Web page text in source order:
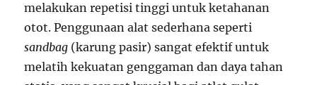
melakukan repetisi tinggi untuk ketahanan
otot. Penggunaan alat sederhana seperti
sandbag (karung pasir) sangat efektif untuk
melatih kekuatan genggaman dan daya tahan